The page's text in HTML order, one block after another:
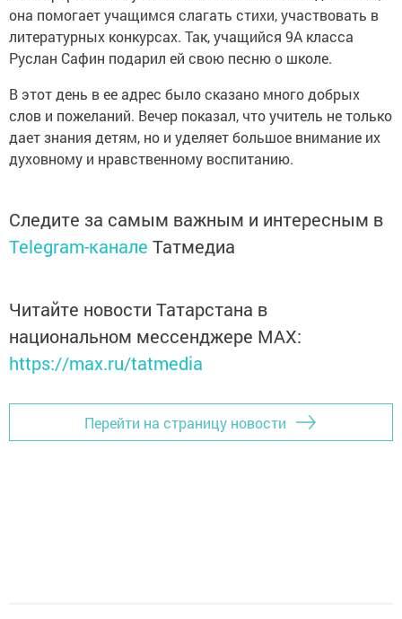
она помогает учащимся слагать стихи, участвовать в
литературных конкурсах. Так, учащийся 9А класса
Руслан Сафин подарил ей свою песню о школе.
В этот день в ее адрес было сказано много добрых
слов и пожеланий. Вечер показал, что учитель не только
дает знания детям, но и уделяет большое внимание их
духовному и нравственному воспитанию.
Следите за самым важным и интересным в
Telegram-канале Татмедиа
Читайте новости Татарстана в
национальном мессенджере MАХ:
https://max.ru/tatmedia
Перейти на страницу новости